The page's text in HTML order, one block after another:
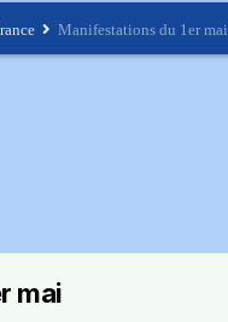
Manifestations du 1er mai
mai